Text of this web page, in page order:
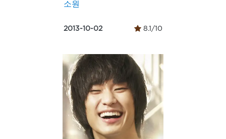
소원
2013-10-02 8.1/10